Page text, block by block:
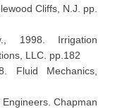
Cliffs, N.J. pp.
1998. Irrigation
LLC. pp.182
Fluid Mechanics,
Chapman